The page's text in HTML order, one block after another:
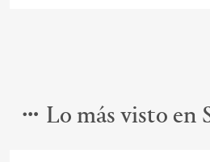
Lo más visto en